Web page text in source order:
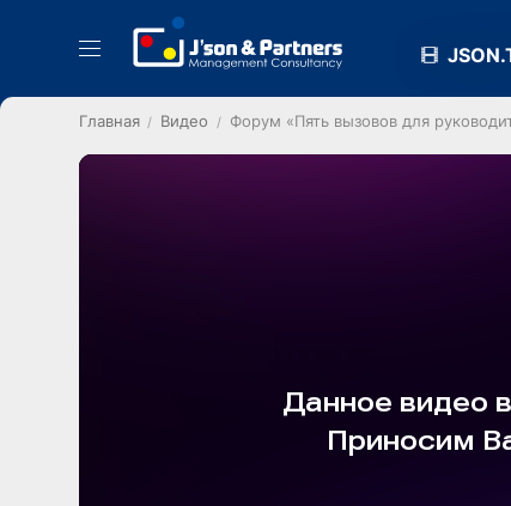
Главная Видео Форум «Пять вызовов для